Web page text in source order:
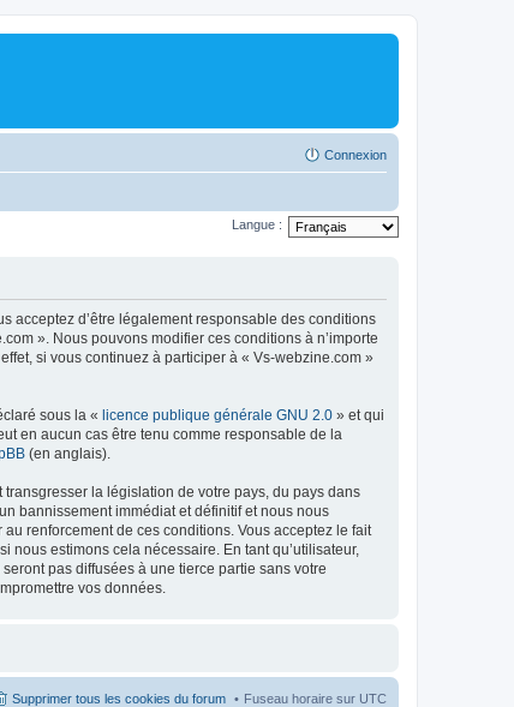
Connexion
Langue :
acceptez d’être légalement responsable des conditions
». Nous pouvons modifier ces conditions à n’importe
si vous continuez à participer à « Vs-webzine.com »
sous la « licence publique générale GNU 2.0 » et qui
en aucun cas être tenu comme responsable de la
(en anglais).
la législation de votre pays, du pays dans
bannissement immédiat et définitif et nous nous
renforcement de ces conditions. Vous acceptez le fait
nous estimons cela nécessaire. En tant qu’utilisateur,
pas diffusées à une tierce partie sans votre
vos données.
Fuseau horaire sur UTC
Supprimer tous les cookies du forum